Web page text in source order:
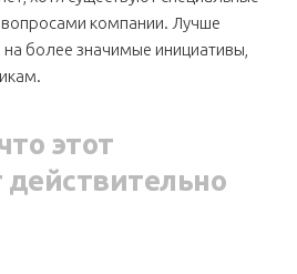
компании. Лучше
более значимые инициативы,
этот
действительно